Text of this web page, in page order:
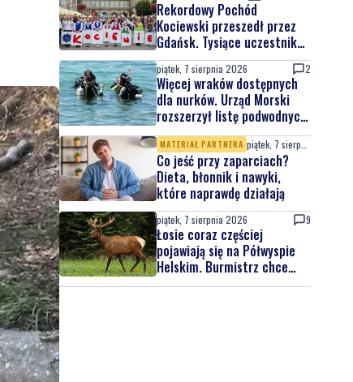
Rekordowy Pochód
Kociewski przeszedł przez
Gdańsk. Tysiące uczestników
na jubileuszowej edycji
piątek, 7 sierpnia 2026 2
Więcej wraków dostępnych
dla nurków. Urząd Morski
rozszerzył listę podwodnych
atrakcji
MATERIAŁ PARTNERA
Co jeść przy zaparciach?
Dieta, błonnik i nawyki,
które naprawdę działają
piątek, 7 sierpnia 2026 9
Łosie coraz częściej
pojawiają się na Półwyspie
Helskim. Burmistrz chce
nowych znaków drogowych